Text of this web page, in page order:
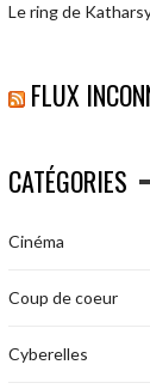
Le ring de
FLUX
CATÉGORIES
Cinéma
Coup de coeur
Cyberelles